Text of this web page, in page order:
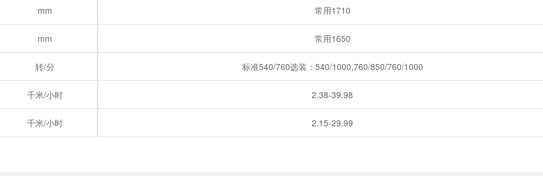
mm
mm
转/分
千米/小时
千米/小时
常用1710
常用1650
标准540/760选装：540/1000,760/850/760/1000
2.38-39.98
2.15-29.99